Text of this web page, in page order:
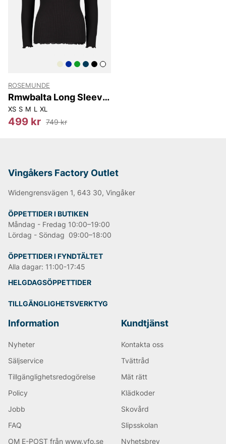
På Vingåkers Factory Outlet hittar du ett noga utvalt
sortiment av Rosemunde till fantastiska outletpriser.
Låt dig inspireras av dansk design och uppdatera din
garderob med feminina plagg som aldrig går ur tiden.
ROSEMUNDE
Rmwbalta Long Sleeve
Blouse
XS S M L XL
499 kr 749 kr
Vingåkers Factory Outlet
Widengrensvägen 1, 643 30, Vingåker
ÖPPETTIDER I BUTIKEN
Måndag - Fredag 10:00–19:00
Lördag - Söndag 09:00–18:00
ÖPPETTIDER I FYNDTÄLTET
Alla dagar: 11:00-17:45
HELGDAGSÖPPETTIDER
TILLGÄNGLIGHETSVERKTYG
Information
Nyheter
Säljservice
Tillgänglighetsredogörelse
Policy
Jobb
FAQ
OM E-POST från www.vfo.se
Kundtjänst
Kontakta oss
Tvättråd
Mät rätt
Klädkoder
Skovård
Slipsskolan
Nyhetsbrev